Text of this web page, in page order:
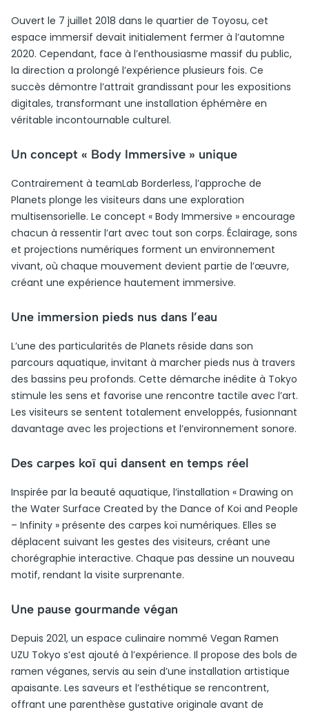
Ouvert le 7 juillet 2018 dans le quartier de Toyosu, cet
espace immersif devait initialement fermer à l’automne
2020. Cependant, face à l’enthousiasme massif du public,
la direction a prolongé l’expérience plusieurs fois. Ce
succès démontre l’attrait grandissant pour les expositions
digitales, transformant une installation éphémère en
véritable incontournable culturel.
Un concept « Body Immersive » unique
Contrairement à teamLab Borderless, l’approche de
Planets plonge les visiteurs dans une exploration
multisensorielle. Le concept « Body Immersive » encourage
chacun à ressentir l’art avec tout son corps. Éclairage, sons
et projections numériques forment un environnement
vivant, où chaque mouvement devient partie de l’œuvre,
créant une expérience hautement immersive.
Une immersion pieds nus dans l’eau
L’une des particularités de Planets réside dans son
parcours aquatique, invitant à marcher pieds nus à travers
des bassins peu profonds. Cette démarche inédite à Tokyo
stimule les sens et favorise une rencontre tactile avec l’art.
Les visiteurs se sentent totalement enveloppés, fusionnant
davantage avec les projections et l’environnement sonore.
Des carpes koï qui dansent en temps réel
Inspirée par la beauté aquatique, l’installation « Drawing on
the Water Surface Created by the Dance of Koi and People
– Infinity » présente des carpes koï numériques. Elles se
déplacent suivant les gestes des visiteurs, créant une
chorégraphie interactive. Chaque pas dessine un nouveau
motif, rendant la visite surprenante.
Une pause gourmande végan
Depuis 2021, un espace culinaire nommé Vegan Ramen
UZU Tokyo s’est ajouté à l’expérience. Il propose des bols de
ramen véganes, servis au sein d’une installation artistique
apaisante. Les saveurs et l’esthétique se rencontrent,
offrant une parenthèse gustative originale avant de